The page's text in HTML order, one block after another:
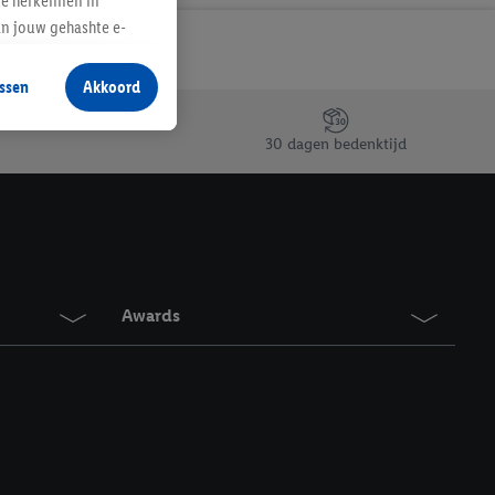
30 dagen bedenktijd
Awards
jouw gehashte e-
producten waarin je
te plaatsen
verschillende
kunnen worden
vergelijkbare
in te
Akkoord